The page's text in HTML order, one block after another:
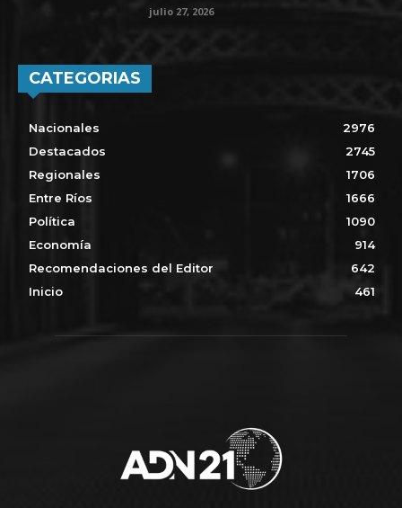
julio 27, 2026
CATEGORIAS
Nacionales
2976
Destacados
2745
Regionales
1706
Entre Ríos
1666
Política
1090
Economía
914
Recomendaciones del Editor
642
Inicio
461